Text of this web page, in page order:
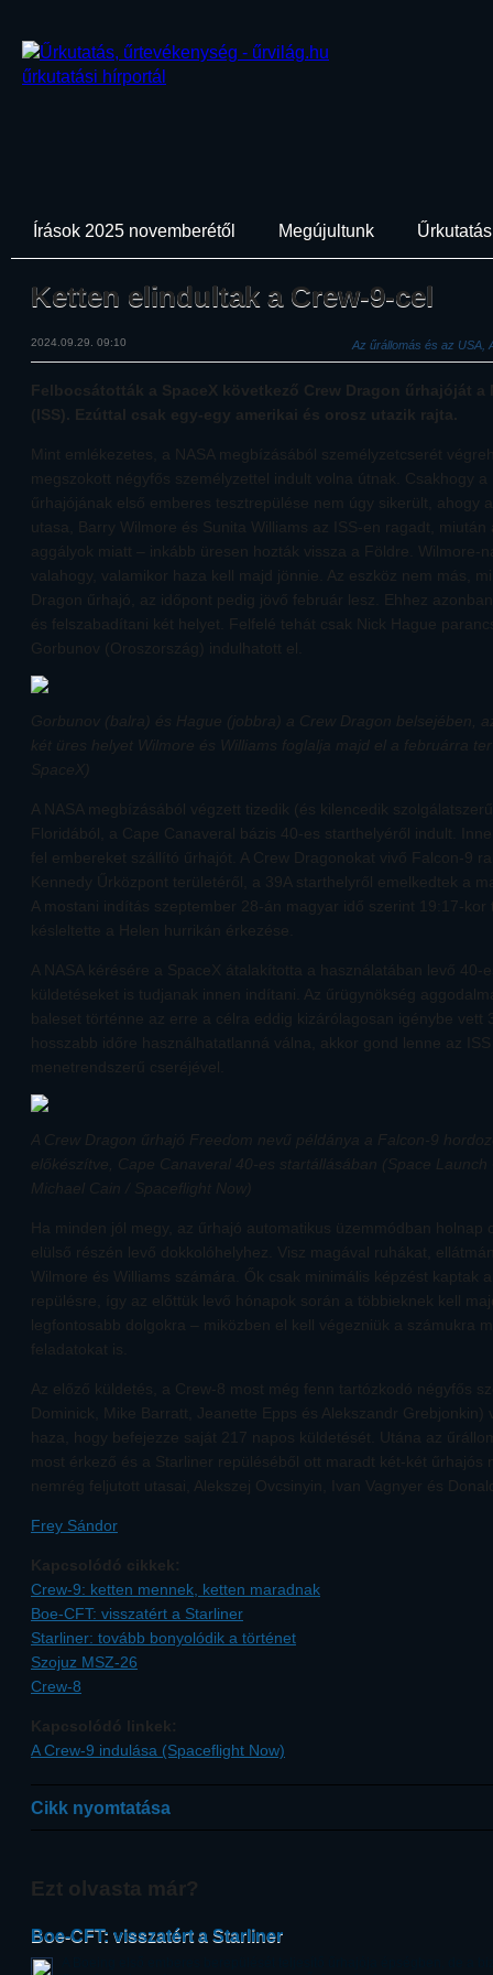
Írások 2025 novemberétől Megújultunk
Ketten elindultak a Crew-9-cel
2024.09.29. 09:10 Az űrállomás és az USA,
Felbocsátották a SpaceX következő Crew Dragon űrhajóját a
(ISS). Ezúttal csak egy-egy amerikai és orosz utazik rajta.
Mint emlékezetes, a NASA megbízásából személyzetcserét
megszokott négyfős személyzettel indult volna útnak. Csakhogy
űrhajójának első emberes tesztrepülése nem úgy sikerült, ahogy
utasa, Barry Wilmore és Sunita Williams az ISS-en ragadt,
aggályok miatt – inkább üresen hozták vissza a Földre. Wilmore-
valahogy, valamikor haza kell majd jönnie. Az eszköz nem más,
Dragon űrhajó, az időpont pedig jövő február lesz. Ehhez
és felszabadítani két helyet. Felfelé tehát csak Nick Hague
Gorbunov (Oroszország) indulhatott el.
Gorbunov (balra) és Hague (jobbra) a Crew Dragon belsejében,
két üres helyet Wilmore és Williams foglalja majd el a februárra
SpaceX)
A NASA megbízásából végzett tizedik (és kilencedik
Floridából, a Cape Canaveral bázis 40-es starthelyéről indult.
fel embereket szállító űrhajót. A Crew Dragonokat vivő Falcon-9
Kennedy Űrközpont területéről, a 39A starthelyről emelkedtek a
A mostani indítás szeptember 28-án magyar idő szerint 19:17-kor
késleltette a Helen hurrikán érkezése.
A NASA kérésére a SpaceX átalakította a használatában levő 40-
küldetéseket is tudjanak innen indítani. Az űrügynökség
baleset történne az erre a célra eddig kizárólagosan igénybe vett
hosszabb időre használhatatlanná válna, akkor gond lenne az
menetrendszerű cseréjével.
A Crew Dragon űrhajó Freedom nevű példánya a Falcon-9
előkészítve, Cape Canaveral 40-es startállásában (Space
Michael Cain / Spaceflight Now)
Ha minden jól megy, az űrhajó automatikus üzemmódban holnap
elülső részén levő dokkolóhelyhez. Visz magával ruhákat,
Wilmore és Williams számára. Ők csak minimális képzést kaptak
repülésre, így az előttük levő hónapok során a többieknek kell
legfontosabb dolgokra – miközben el kell végezniük a számukra
feladatokat is.
Az előző küldetés, a Crew-8 most még fenn tartózkodó négyfős
Dominick, Mike Barratt, Jeanette Epps és Alekszandr
haza, hogy befejezze saját 217 napos küldetését. Utána az
most érkező és a Starliner repüléséből ott maradt két-két űrhajós
nemrég feljutott utasai, Alekszej Ovcsinyin, Ivan Vagnyer és
Frey Sándor
Kapcsolódó cikkek:
Crew-9: ketten mennek, ketten maradnak
Boe-CFT: visszatért a Starliner
Starliner: tovább bonyolódik a történet
Szojuz MSZ-26
Crew-8
Kapcsolódó linkek:
A Crew-9 indulása (Spaceflight Now)
Cikk nyomtatása
Ezt olvasta már?
Boe-CFT: visszatért a Starliner